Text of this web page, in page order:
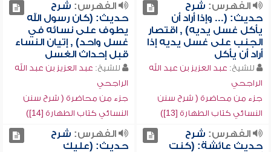
الفهرس: شرح
حديث: (... وإذا أراد أن
يأكل غسل يديه) , اقتصار
الجنب على غسل يديه إذا
أراد أن يأكل
للشيخ: عبد العزيز بن عبد الله
الراجحي
جزء من محاضرة ( شرح سنن
النسائي كتاب الطهارة [13])
الفهرس: شرح
حديث: (كان رسول الله
يطوف على نسائه في
غسل واحد) , إتيان النساء
قبل إحداث الغسل
للشيخ: عبد العزيز بن عبد الله
الراجحي
جزء من محاضرة ( شرح سنن
النسائي كتاب الطهارة [14])
الفهرس: شرح
حديث عائشة: (كنت
الفهرس: شرح
حديث: (عليك